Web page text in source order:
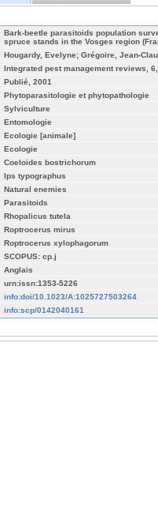
Bark-beetle parasitoids population
spruce stands in the Vosges region
Hougardy, Evelyne; Grégoire, Jean-
Integrated pest management reviews,
Publié, 2001
Phytoparasitologie et phytopathologie
Sylviculture
Entomologie
Ecologie [animale]
Ecologie
Coeloides bostrichorum
Ips typographus
Natural enemies
Parasitoids
Rhopalicus tutela
Roptrocerus mirus
Roptrocerus xylophagorum
SCOPUS: cp.j
Anglais
urn:issn:1353-5226
info:doi/10.1023/A:1025727503264
info:scp/0142040161